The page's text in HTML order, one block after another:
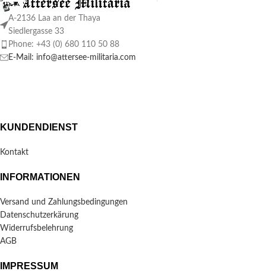
A-2136 Laa an der Thaya
Siedlergasse 33
Phone: +43 (0) 680 110 50 88
E-Mail: info@attersee-militaria.com
KUNDENDIENST
Kontakt
INFORMATIONEN
Versand und Zahlungsbedingungen
Datenschutzerkärung
Widerrufsbelehrung
AGB
IMPRESSUM